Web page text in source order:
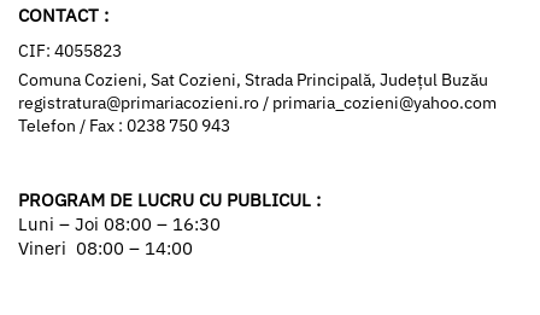
CONTACT :
CIF: 4055823
Comuna Cozieni, Sat Cozieni, Strada Principală, Județul Buzău
registratura@primariacozieni.ro/ primaria_cozieni@yahoo.com
Telefon / Fax : 0238 750 943
PROGRAM DE LUCRU CU PUBLICUL :
Luni – Joi 08:00 – 16:30
Vineri 08:00 – 14:00